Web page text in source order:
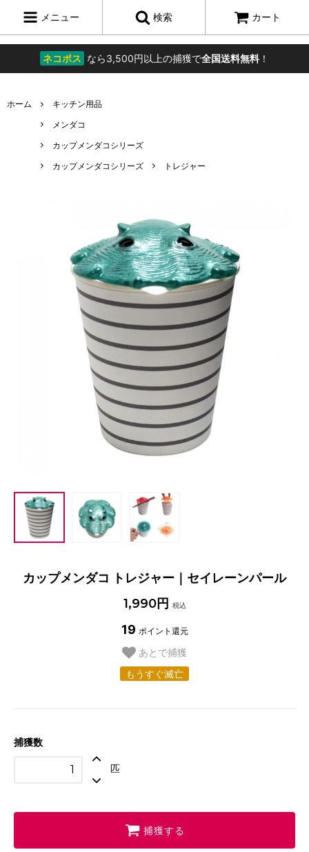
ネコポス なら3,500円以上の捕獲で全国送料無料！
メニュー 検索 カート
ホーム
キッチン用品
メンダコ
カップメンダコシリーズ
カップメンダコシリーズ
トレジャー
カップメンダコ トレジャー｜セイレーンパール
1,990円 税込
19 ポイント還元
あとで捕獲
もうすぐ滅亡
捕獲数
匹
捕獲する